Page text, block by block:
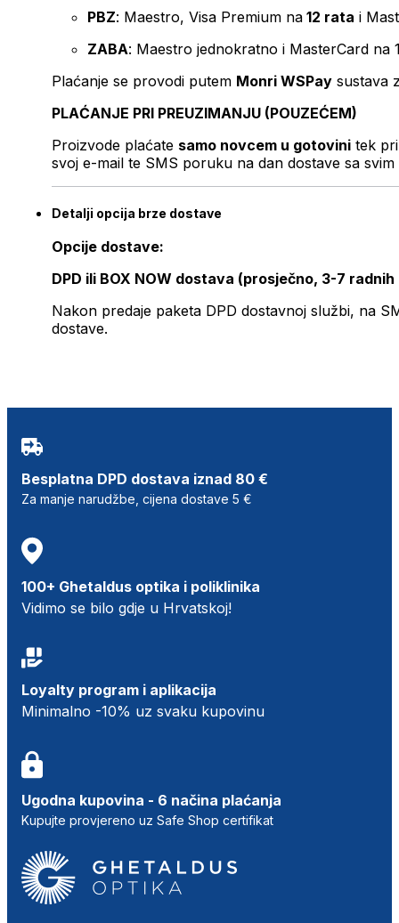
PBZ: Maestro, Visa Premium na 12 rata i
ZABA: Maestro jednokratno i MasterCard na
Plaćanje se provodi putem Monri WSPay sustava
PLAĆANJE PRI PREUZIMANJU (POUZEĆEM)
Proizvode plaćate samo novcem u gotovini tek
svoj e-mail te SMS poruku na dan dostave sa svim
Detalji opcija brze dostave
Opcije dostave:
DPD ili BOX NOW dostava (prosječno, 3-7 radnih
Nakon predaje paketa DPD dostavnoj službi, na
dostave.
Besplatna DPD dostava iznad 80 €
Za manje narudžbe, cijena dostave 5 €
100+ Ghetaldus optika i poliklinika
Vidimo se bilo gdje u Hrvatskoj!
Loyalty program i aplikacija
Minimalno -10% uz svaku kupovinu
Ugodna kupovina - 6 načina plaćanja
Kupujte provjereno uz Safe Shop certifikat